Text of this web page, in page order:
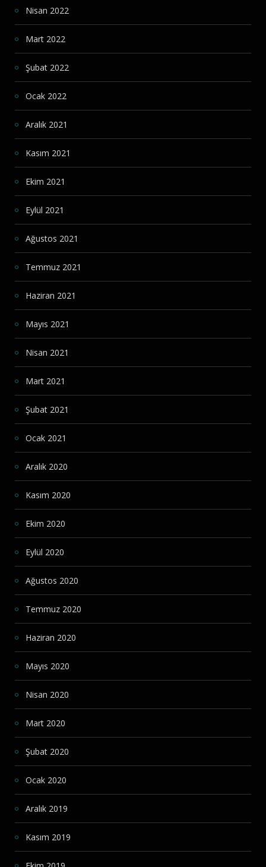
Nisan 2022
Mart 2022
Şubat 2022
Ocak 2022
Aralık 2021
Kasım 2021
Ekim 2021
Eylül 2021
Ağustos 2021
Temmuz 2021
Haziran 2021
Mayıs 2021
Nisan 2021
Mart 2021
Şubat 2021
Ocak 2021
Aralık 2020
Kasım 2020
Ekim 2020
Eylül 2020
Ağustos 2020
Temmuz 2020
Haziran 2020
Mayıs 2020
Nisan 2020
Mart 2020
Şubat 2020
Ocak 2020
Aralık 2019
Kasım 2019